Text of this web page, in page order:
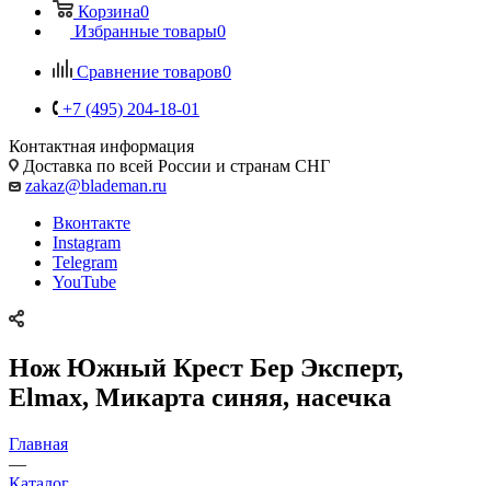
Корзина0
Избранные товары0
Сравнение товаров0
+7 (495) 204-18-01
Контактная информация
Доставка по всей России и странам СНГ
zakaz@blademan.ru
Вконтакте
Instagram
Telegram
YouTube
Нож Южный Крест Бер Эксперт,
Elmax, Микарта синяя, насечка
Главная
—